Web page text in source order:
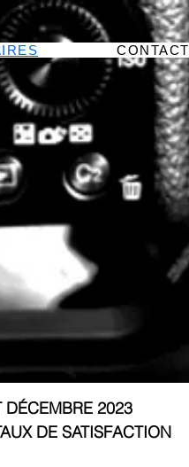
CONTACT
DÉCEMBRE 2023
DE SATISFACTION